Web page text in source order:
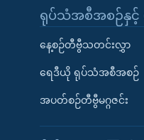
ရုပ်သံအစီအစဉ်နှင့်
နေ့စဉ်တီဗွီသတင်းလွှာ
ရေဒီယို ရုပ်သံအစီအစဉ်
အပတ်စဉ်တီဗွီမဂ္ဂဇင်း